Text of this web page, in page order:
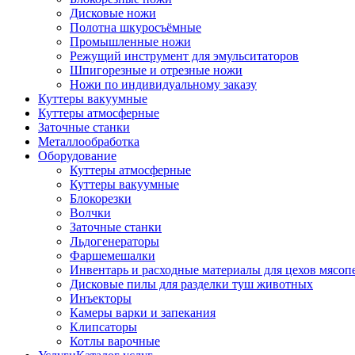
Дисковые ножи
Полотна шкуросъёмные
Промышленные ножи
Режущий инструмент для эмульситаторов
Шпигорезные и отрезные ножи
Ножи по индивидуальному заказу
Куттеры вакуумные
Куттеры атмосферные
Заточные станки
Металлообработка
Оборудование
Куттеры атмосферные
Куттеры вакуумные
Блокорезки
Волчки
Заточные станки
Льдогенераторы
Фаршемешалки
Инвентарь и расходные материалы для цехов
Дисковые пилы для разделки туш животных
Инъекторы
Камеры варки и запекания
Клипсаторы
Котлы варочные